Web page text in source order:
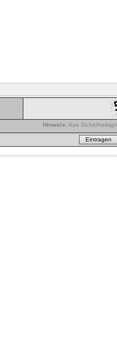
Hinweis:Aus